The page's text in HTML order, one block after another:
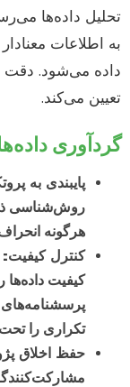
تحلیل داده‌ها
به اطلاعات
داده می‌شود. دقت
تعیین می‌کند.
گردآوری
پایبندی به
روش‌شناسی
هرگونه
کنترل کیفیت:
کیفیت داده‌ها
تکراری را
حفظ اخلاق